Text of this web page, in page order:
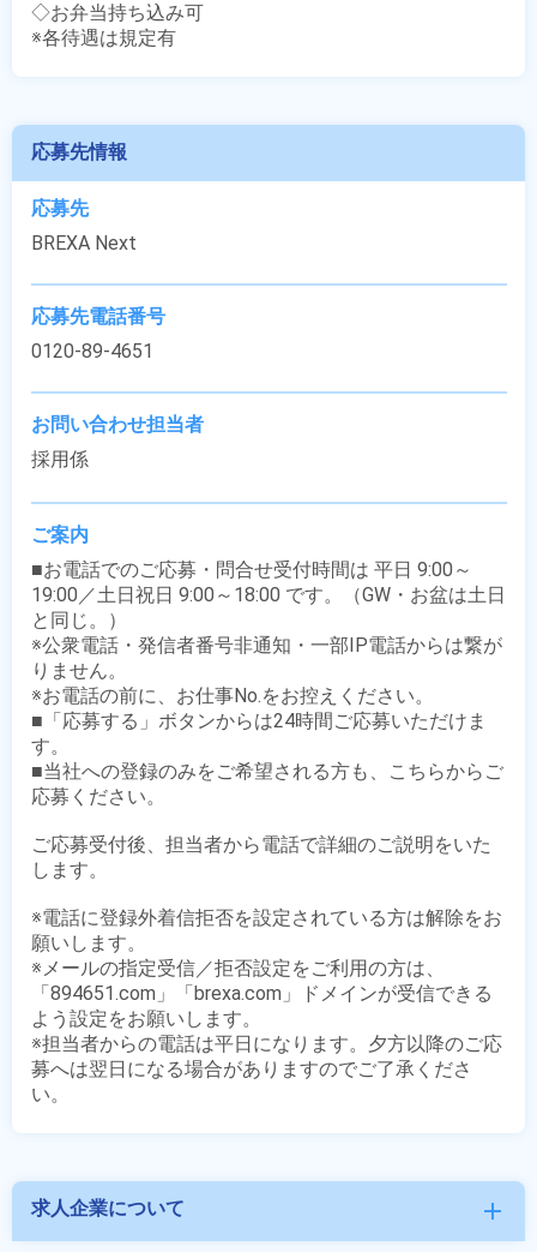
◇お弁当持ち込み可
※各待遇は規定有
応募先情報
応募先
BREXA Next
応募先電話番号
0120-89-4651
お問い合わせ担当者
採用係
ご案内
■お電話でのご応募・問合せ受付時間は 平日 9:00～
19:00／土日祝日 9:00～18:00 です。（GW・お盆は土日
と同じ。）
※公衆電話・発信者番号非通知・一部IP電話からは繋が
りません。
※お電話の前に、お仕事No.をお控えください。
■「応募する」ボタンからは24時間ご応募いただけま
す。
■当社への登録のみをご希望される方も、こちらからご
応募ください。
ご応募受付後、担当者から電話で詳細のご説明をいた
します。
※電話に登録外着信拒否を設定されている方は解除をお
願いします。
※メールの指定受信／拒否設定をご利用の方は、
「894651.com」「brexa.com」ドメインが受信できる
よう設定をお願いします。
※担当者からの電話は平日になります。夕方以降のご応
募へは翌日になる場合がありますのでご了承くださ
求人企業について add